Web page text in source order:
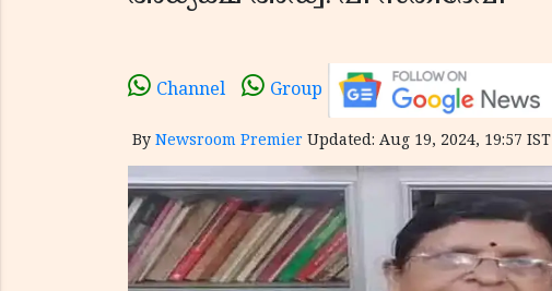
Channel Group
By Newsroom Premier Updated: Aug 19, 2024, 19:57 IST